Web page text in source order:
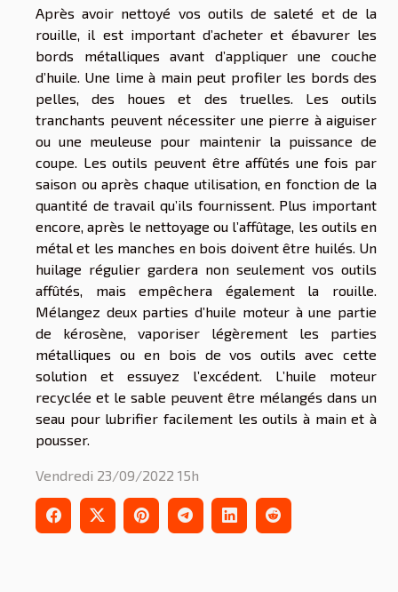
Après avoir nettoyé vos outils de saleté et de la
rouille, il est important d’acheter et ébavurer les
bords métalliques avant d’appliquer une couche
d’huile. Une lime à main peut profiler les bords des
pelles, des houes et des truelles. Les outils
tranchants peuvent nécessiter une pierre à aiguiser
ou une meuleuse pour maintenir la puissance de
coupe. Les outils peuvent être affûtés une fois par
saison ou après chaque utilisation, en fonction de la
quantité de travail qu’ils fournissent. Plus important
encore, après le nettoyage ou l’affûtage, les outils en
métal et les manches en bois doivent être huilés. Un
huilage régulier gardera non seulement vos outils
affûtés, mais empêchera également la rouille.
Mélangez deux parties d’huile moteur à une partie
de kérosène, vaporiser légèrement les parties
métalliques ou en bois de vos outils avec cette
solution et essuyez l’excédent. L’huile moteur
recyclée et le sable peuvent être mélangés dans un
seau pour lubrifier facilement les outils à main et à
pousser.
Vendredi 23/09/2022 15h